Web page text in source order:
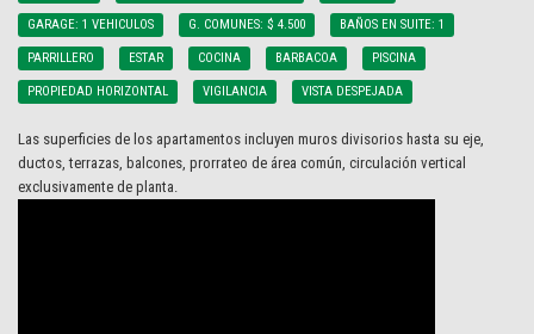
GARAGE: 1 VEHICULOS G. COMUNES: $ 4.500 BAÑOS EN SUITE: 1
PARRILLERO ESTAR COCINA BARBACOA PISCINA
PROPIEDAD HORIZONTAL VIGILANCIA VISTA DESPEJADA
Las superficies de los apartamentos incluyen muros divisorios hasta su eje,
ductos, terrazas, balcones, prorrateo de área común, circulación vertical
exclusivamente de planta.